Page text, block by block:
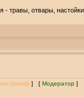
травы, отвары, настойки
] [ Модератор ]